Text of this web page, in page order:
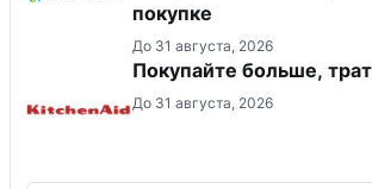
покупке
До 31 августа, 2026
Покупайте больше,
До 31 августа, 2026